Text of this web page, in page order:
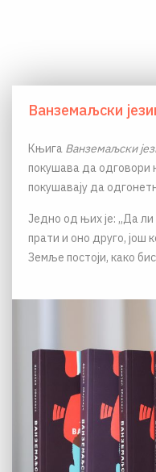
Ванземаљски
Књига Ванземаљски
покушава да одговори
покушавају да
Једно од њих је: „Да ли
прати и оно друго, још
Земље постоји, како